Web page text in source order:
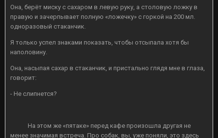
Она, берёт миску с сахаром в левую руку, а столовую ложку в
правую и зачерпывает полную «ложечку» с горкой на 200 мл.
одноразовый стаканчик.
Я только успел знаками показать, чтобы отсыпала хотя бы
наполовину.
Она, насыпая сахар в стаканчик, и пристально глядя мне в глаза,
говорит:
- Не слипнется?
На этом же «пятаке» перед кафе произошла другая не
менее значимая встреча. Про собак, вы, уже поняли, это здесь